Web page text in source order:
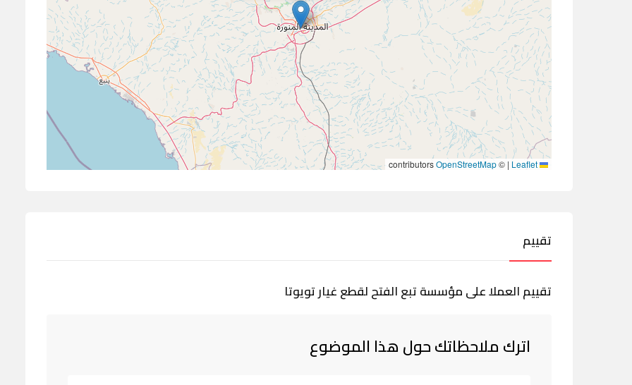
|
©
OpenStreetMap
تقييم
تقييم العملا على مؤسسة تبع الفتح لقطع غيار تويوتا
اترك ملاحظاتك حول هذا الموضوع